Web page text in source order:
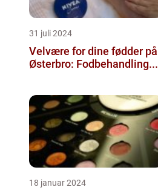
31 juli 2024
Velvære for dine fødder på
Østerbro: Fodbehandling...
18 januar 2024